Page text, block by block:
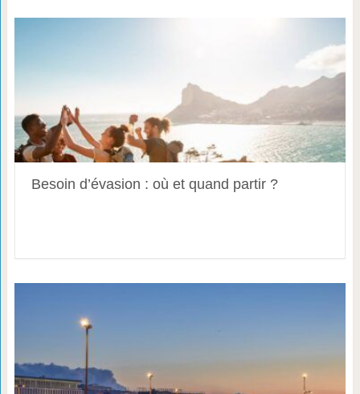
Besoin d’évasion : où et quand partir ?